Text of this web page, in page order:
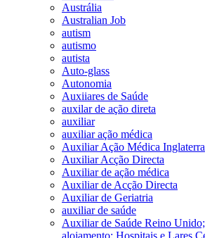
Austrália
Australian Job
autism
autismo
autista
Auto-glass
Autonomia
Auxiiares de Saúde
auxilar de ação direta
auxiliar
auxiliar ação médica
Auxiliar Ação Médica Inglaterra
Auxiliar Acção Directa
Auxiliar de ação médica
Auxiliar de Acção Directa
Auxiliar de Geriatria
auxiliar de saúde
Auxiliar de Saúde Reino
alojamento; Hospitais e Lares